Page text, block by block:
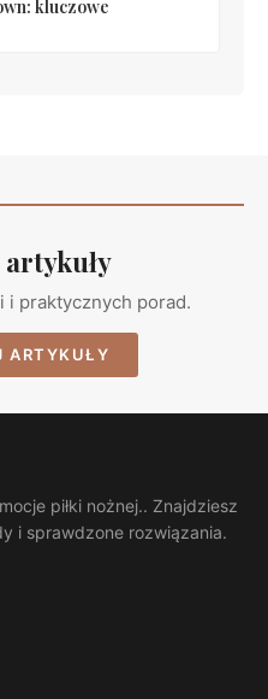
kluczowe
i praktycznych porad.
ARTYKUŁY
piłki nożnej.. Znajdziesz
i sprawdzone rozwiązania.